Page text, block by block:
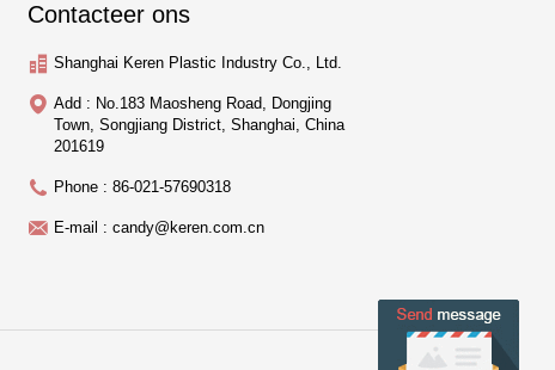
Contacteer ons
Shanghai Keren Plastic Industry Co., Ltd.
Add : No.183 Maosheng Road, Dongjing
Town, Songjiang District, Shanghai, China
201619
Phone : 86-021-57690318
E-mail : candy@keren.com.cn